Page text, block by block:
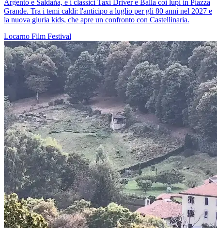
Argento e Saldaña, e i classici Taxi Driver e Balla coi lupi in Piazza
Grande. Tra i temi caldi: l'anticipo a luglio per gli 80 anni nel 2027 e
la nuova giuria kids, che apre un confronto con Castellinaria.
Locarno Film Festival